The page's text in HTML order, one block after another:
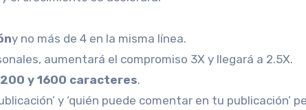
y no más de 4 en la misma línea.
aumentará el compromiso 3X y llegará a 2.5X.
y 1600 caracteres.
y ‘quién puede comentar en tu publicación’